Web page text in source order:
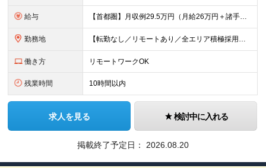
給与 【首都圏】月収例29.5万円（月給26万円＋諸手当） 【東海・関西】月収例28.5万円（月給25万円＋諸手当） 【九州】月収例26万円（月給23万円＋諸手当） ※経験・スキル・前職給与を踏まえ、総合
勤務地 【転勤なし／リモートあり／全エリア積極採用中】 ・大手企業のプロジェクトが中心 ・勤務エリアは希望を考慮し決定 ・研修はリモートメインで実施します ・U&Iターンの方も大歓迎◎ ＜主なエリア＞ ■首
働き方 リモートワークOK
残業時間 10時間以内
求人を見る 検討中に入れる
掲載終了予定日： 2026.08.20